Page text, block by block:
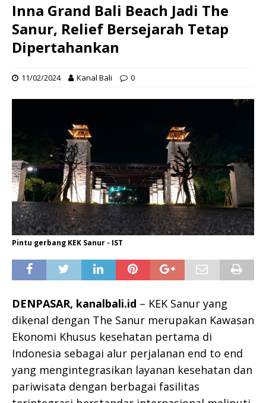
Inna Grand Bali Beach Jadi The
Sanur, Relief Bersejarah Tetap
Dipertahankan
11/02/2024 Kanal Bali 0
Pintu gerbang KEK Sanur - IST
DENPASAR, kanalbali.id – KEK Sanur yang
dikenal dengan The Sanur merupakan Kawasan
Ekonomi Khusus kesehatan pertama di
Indonesia sebagai alur perjalanan end to end
yang mengintegrasikan layanan kesehatan dan
pariwisata dengan berbagai fasilitas